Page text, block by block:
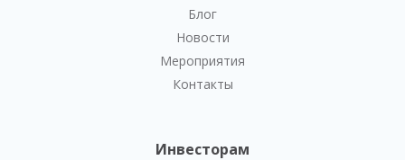
Блог
Новости
Мероприятия
Контакты
Инвесторам